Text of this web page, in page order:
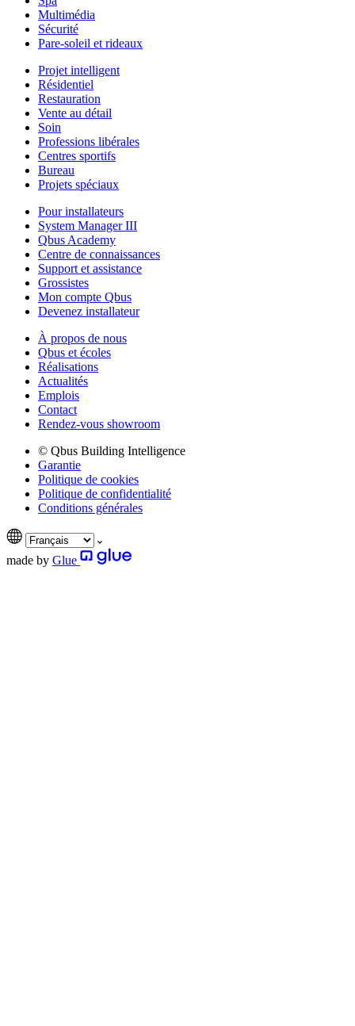
Multimédia
Sécurité
Pare-soleil et rideaux
Projet intelligent
Résidentiel
Restauration
Vente au détail
Soin
Professions libérales
Centres sportifs
Bureau
Projets spéciaux
Pour installateurs
System Manager III
Qbus Academy
Centre de connaissances
Support et assistance
Grossistes
Mon compte Qbus
Devenez installateur
À propos de nous
Qbus et écoles
Réalisations
Actualités
Emplois
Contact
Rendez-vous showroom
© Qbus Building Intelligence
Garantie
Politique de cookies
Politique de confidentialité
Conditions générales
made by Glue